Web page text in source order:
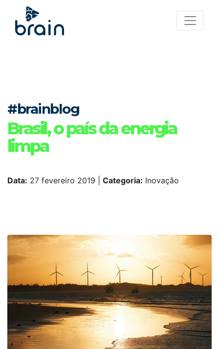
#brainblog
Brasil, o país da energia
limpa
Data: 27 fevereiro 2019 Categoria: Inovação